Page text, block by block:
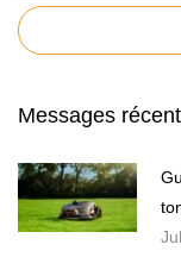
Messages